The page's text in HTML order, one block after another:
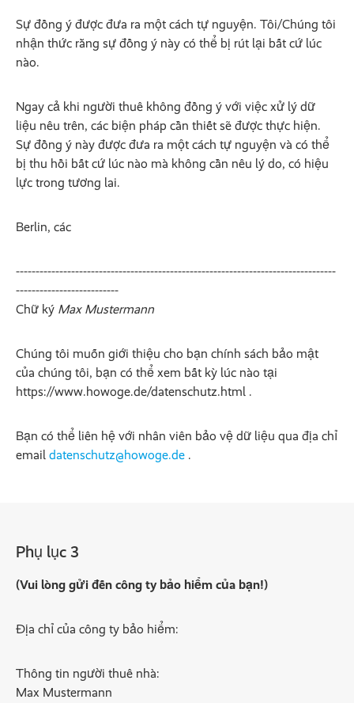
Sự đồng ý được đưa ra một cách tự nguyện. Tôi/Chúng tôi
nhận thức rằng sự đồng ý này có thể bị rút lại bất cứ lúc
nào.
Ngay cả khi người thuê không đồng ý với việc xử lý dữ
liệu nêu trên, các biện pháp cần thiết sẽ được thực hiện.
Sự đồng ý này được đưa ra một cách tự nguyện và có thể
bị thu hồi bất cứ lúc nào mà không cần nêu lý do, có hiệu
lực trong tương lai.
Berlin, các
---------------------------------------------------------------------------------
--------------------------
Chữ ký Max Mustermann
Chúng tôi muốn giới thiệu cho bạn chính sách bảo mật
của chúng tôi, bạn có thể xem bất kỳ lúc nào tại
https://www.howoge.de/datenschutz.html .
Bạn có thể liên hệ với nhân viên bảo vệ dữ liệu qua địa chỉ
email datenschutz@howoge.de .
Phụ lục 3
(Vui lòng gửi đến công ty bảo hiểm của bạn!)
Địa chỉ của công ty bảo hiểm:
Thông tin người thuê nhà:
Max Mustermann